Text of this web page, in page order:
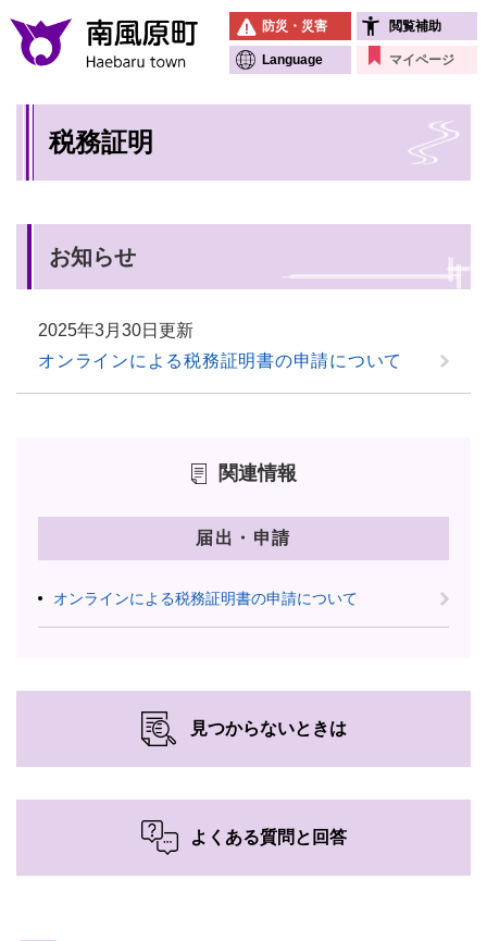
メニューを飛ばして本文へ
防災・災害 閲覧補助
Language マイページ
税務証明
お知らせ
2025年3月30日更新
オンラインによる税務証明書の申請について
関連情報
届出・申請
オンラインによる税務証明書の申請について
見つからないときは
よくある質問と回答